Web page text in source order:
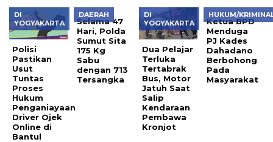
DI
YOGYAKARTA
Polisi
Pastikan
Usut
Tuntas
Proses
Hukum
Penganiayaan
Driver Ojek
Online di
Bantul
DAERAH
Selama 47
Hari, Polda
Sumut Sita
175 Kg
Sabu
dengan 713
Tersangka
DI
YOGYAKARTA
Dua Pelajar
Terluka
Tertabrak
Bus, Motor
Jatuh Saat
Salip
Kendaraan
Pembawa
Kronjot
HUKUM/
Ketua BPD
Menduga
PJ Kades
Dahadano
Berbohong
Pada
Masyarakat